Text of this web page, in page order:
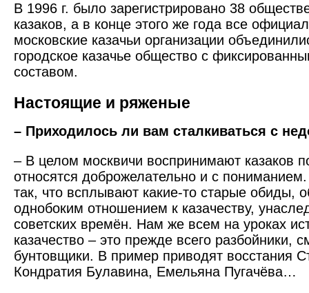
В 1996 г. было зарегистрировано 38
казаков, а в конце этого же года все
московские казачьи организации
городское казачье общество с
составом.
Настоящие и ряженые
– Приходилось ли вам сталкиваться с
– В целом москвичи воспринимают казаков
относятся доброжелательно и с
так, что всплывают какие-то старые обиды,
однобоким отношением к казачеству,
советских времён. Нам же всем на уроках
казачество – это прежде всего разбойники,
бунтовщики. В пример приводят восстания
Кондратия Булавина, Емельяна Пугачёва…